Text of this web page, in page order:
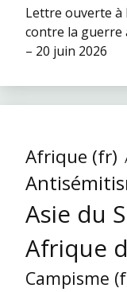
Lettre ouverte à
contre la guerre
– 20 juin 2026
Afrique (fr)
Asie du
Afrique
Campisme